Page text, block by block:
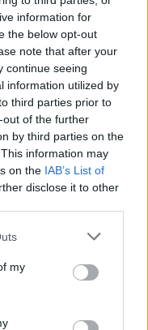
information for
the below opt-out
note that after your
continue seeing
information utilized by
third parties prior to
of the further
by third parties on the
information may
on the IAB’s List of
disclose it to other
one or more Google
You may click to
third-party tags to
in below Google
my
εδώ
50 /50
Ιράν θα τελειώσει
σύντομα – Εμείς
τα Στενά του